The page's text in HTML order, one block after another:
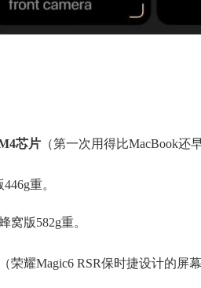
芯片 （第一次用得比MacBook还
重。
窝版582g重。
耀Magic6 RSR保时捷设计的屏